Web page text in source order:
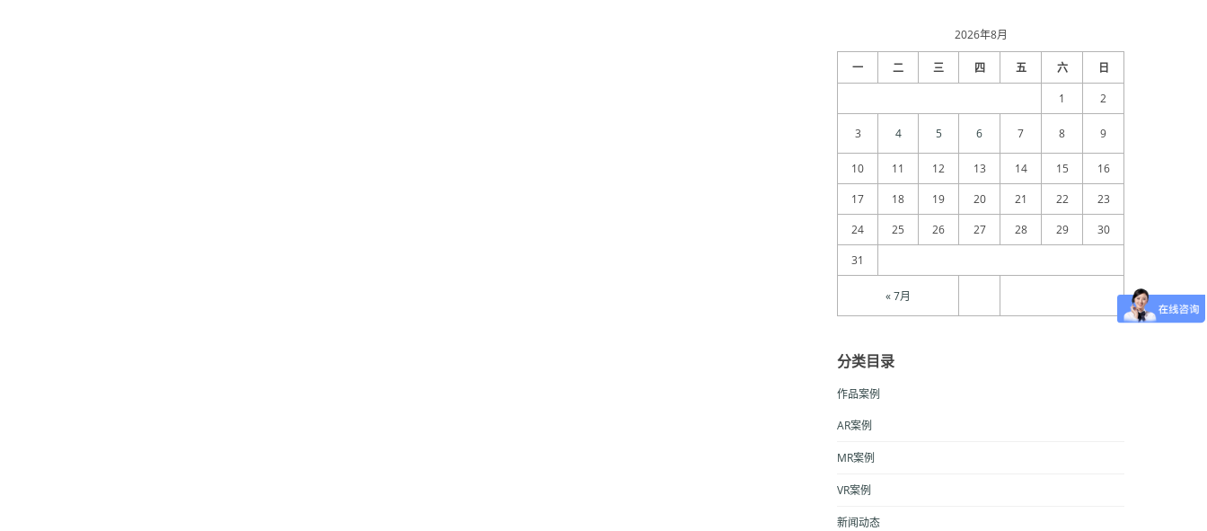
2026年8月
一 二 三 四 五 六 日
« 7月
1 2
3 4 5 6 7 8 9
10 11 12 13 14 15
16
17
18 19 20 21 22
23
24
25 26 27 28 29
30
31
分类目录
作品案例
AR案例
MR案例
VR案例
新闻动态